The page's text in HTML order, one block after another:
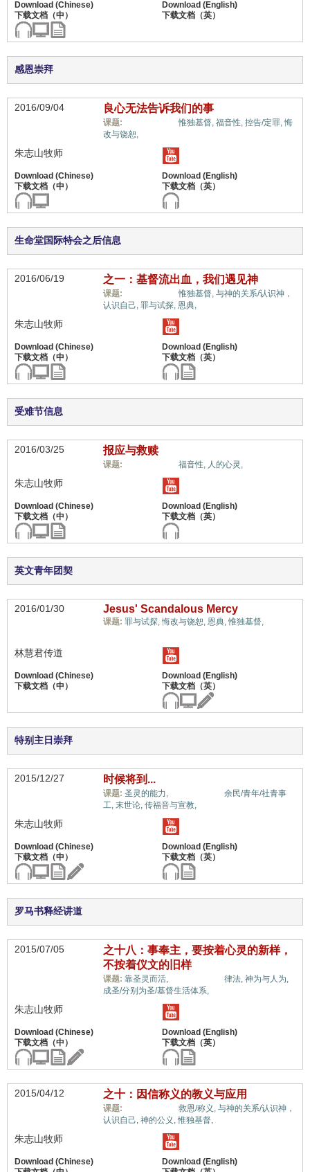
感恩崇拜
2016/09/04 良心无法告诉我们的事
课题: 福音与宗教,惟独基督, 福音性, 控告/定罪, 悔
改与饶恕,
朱志山牧师
生命堂国际特会之后信息
2016/06/19 之一：基督流出血，我们遇见神
课题: 福音与宗教,惟独基督, 与神的关系/认识神，
认识自己, 罪与试探, 恩典,
朱志山牧师
受难节信息
2016/03/25 报应与救赎
课题: 福音性, 人的心灵,
朱志山牧师
英文青年团契
2016/01/30 Jesus' Scandalous Mercy
课题: 罪与试探, 悔改与饶恕, 恩典,惟独基督,
林慧君传道
特别主日崇拜
2015/12/27 时候将到...
课题: 圣灵的能力,
余民/青年/社青事
工, 末世论, 传福音与宣教,
朱志山牧师
罗马书释经讲道
2015/07/05
之十八：事奉主，要按着心灵的新样，
不按着仪文的旧样
课题: 靠圣灵而活, 律法, 神为与人为,
成圣/分别为圣/基督生活体系,
朱志山牧师
2015/04/12 之十：因信称义的教义与应用
课题: 救恩/称义, 与神的关系/认识神，
认识自己, 神的公义,惟独基督,
朱志山牧师